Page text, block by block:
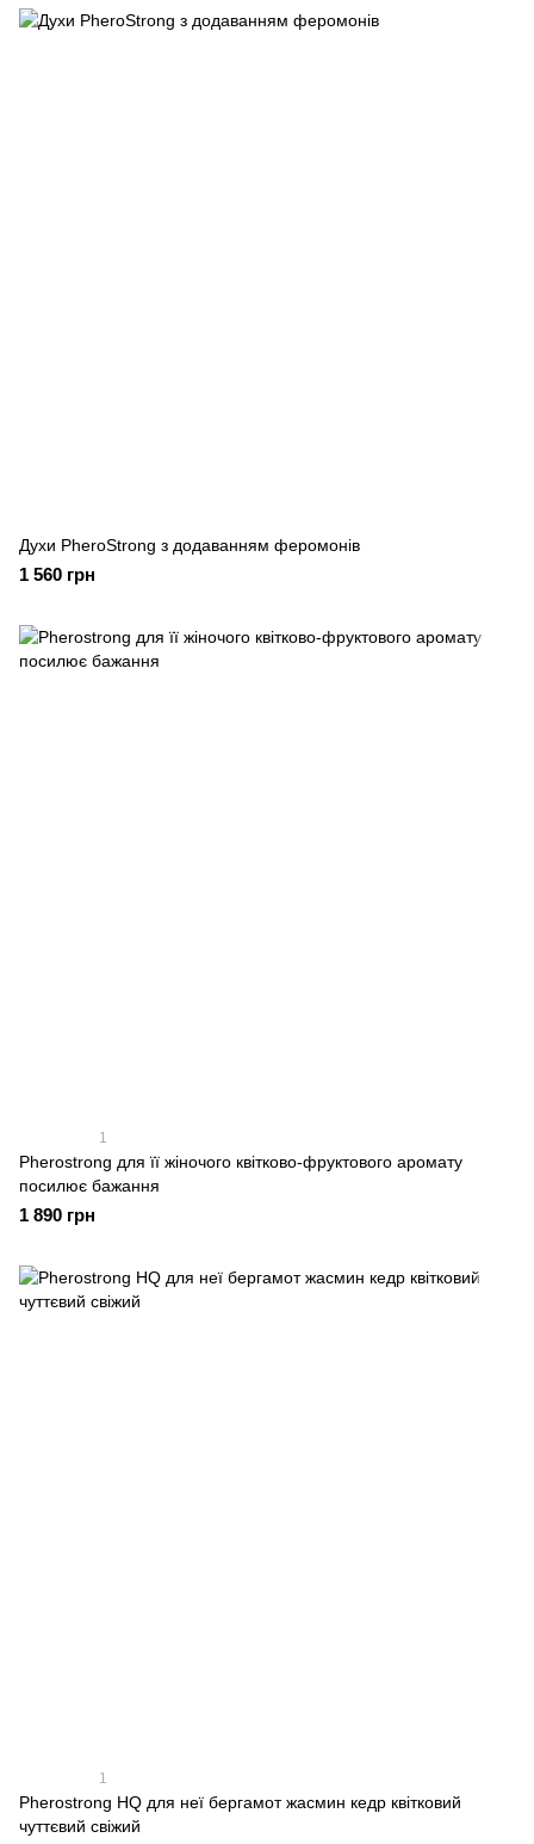
Духи PheroStrong з додаванням феромонів
1 560 грн
1
Pherostrong для її жіночого квітково-фруктового аромату
посилює бажання
1 890 грн
1
Pherostrong HQ для неї бергамот жасмин кедр квітковий
чуттєвий свіжий